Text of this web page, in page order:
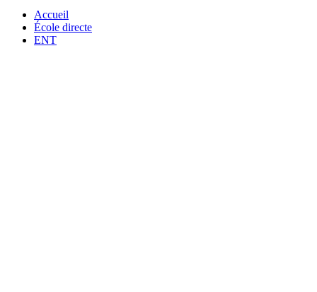
Accueil
École directe
ENT